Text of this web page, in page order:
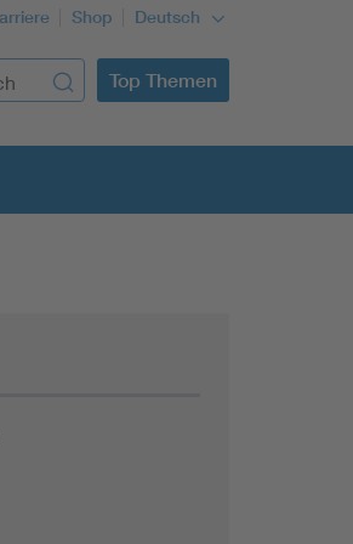
Shop Deutsch
Top Themen
technology ICT